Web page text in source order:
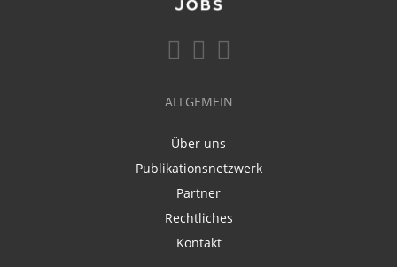
ALLGEMEIN
Über uns
Publikationsnetzwerk
Partner
Rechtliches
Kontakt